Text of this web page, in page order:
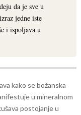
da je sve u
jedne iste
i ispoljava u
kako se božanska
u mineralnom
postojanje u